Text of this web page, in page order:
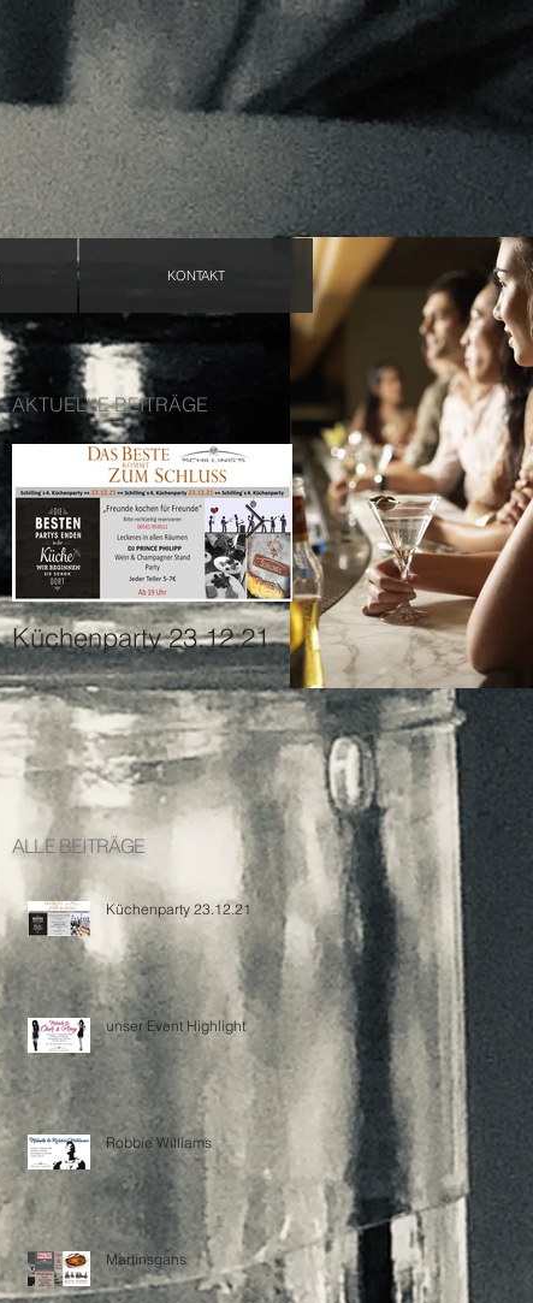
KONTAKT
AKTUELLE BEITRÄGE
Küchenparty 23.12.21 unser Event
ALLE BEITRÄGE
Küchenparty 23.12.21
unser Event Highlight
Robbie Williams
Martinsgans